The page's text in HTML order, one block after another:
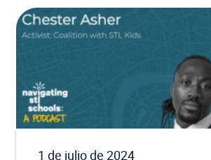
1 de julio de 2024